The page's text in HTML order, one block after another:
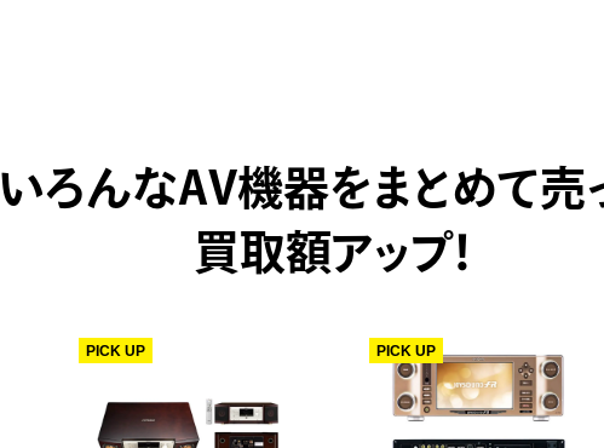
いろんなAV機器をまとめて売
買取額アップ！
PICK UP PICK UP